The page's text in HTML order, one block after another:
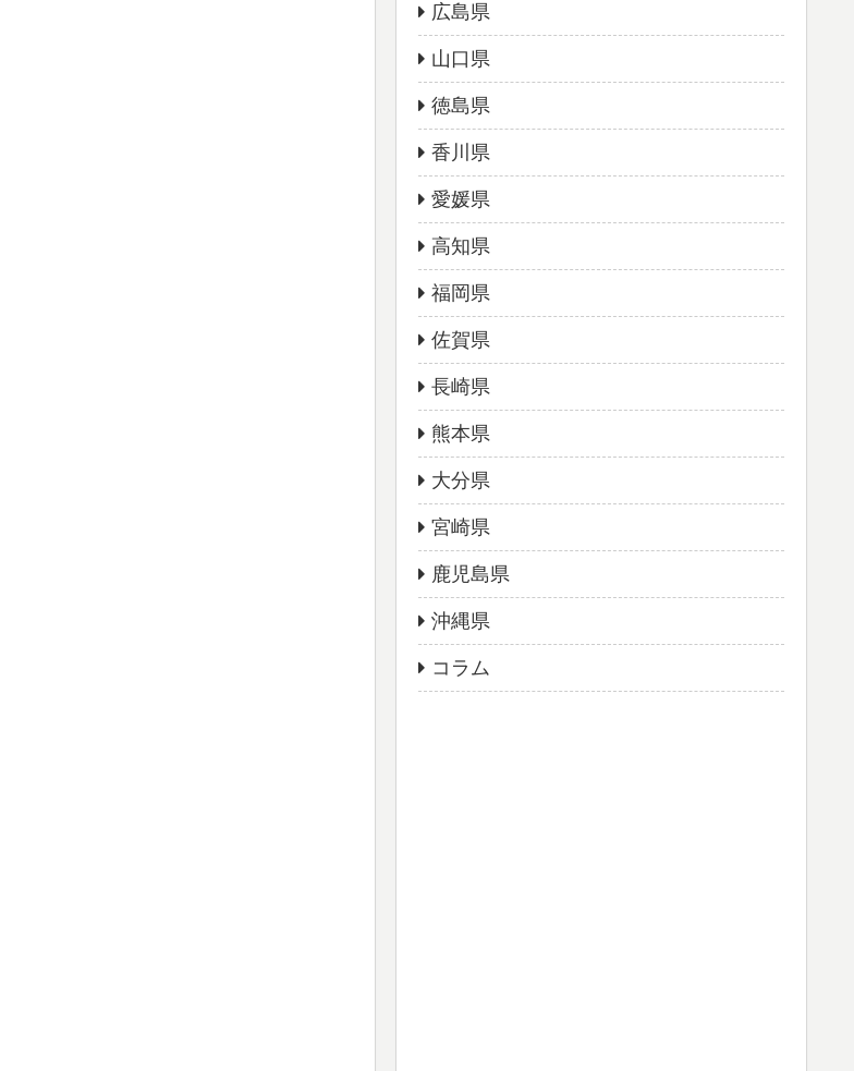
広島県
山口県
徳島県
香川県
愛媛県
高知県
福岡県
佐賀県
長崎県
熊本県
大分県
宮崎県
鹿児島県
沖縄県
コラム